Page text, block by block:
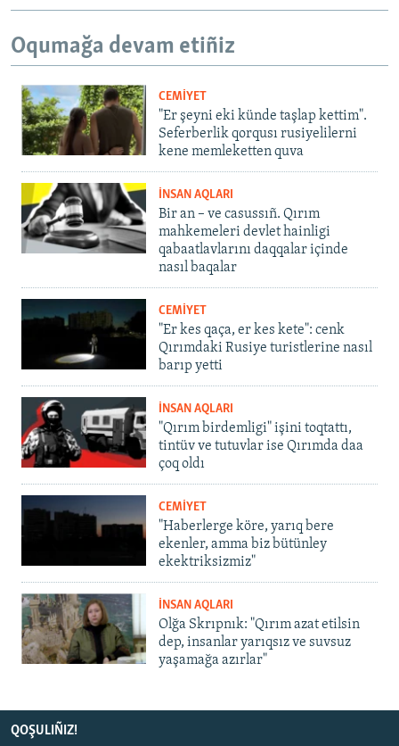
Oqumağa devam etiñiz
CEMİYET
"Er şeyni eki künde taşlap kettim".
Seferberlik qorqusı rusiyelilerni
kene memleketten quva
İNSAN AQLARI
Bir an – ve casussıñ. Qırım
mahkemeleri devlet hainligi
qabaatlavlarını daqqalar içinde
nasıl baqalar
CEMİYET
"Er kes qaça, er kes kete": cenk
Qırımdaki Rusiye turistlerine nasıl
barıp yetti
İNSAN AQLARI
"Qırım birdemligi" işini toqtattı,
tintüv ve tutuvlar ise Qırımda daa
çoq oldı
CEMİYET
"Haberlerge köre, yarıq bere
ekenler, amma biz bütünley
ekektriksizmiz"
İNSAN AQLARI
Olğa Skrıpnık: "Qırım azat etilsin
dep, insanlar yarıqsız ve suvsuz
yaşamağa azırlar"
QOŞULIÑIZ!